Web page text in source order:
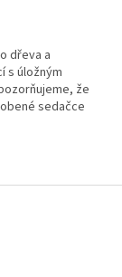
dřeva a
s úložným
že
sedačce